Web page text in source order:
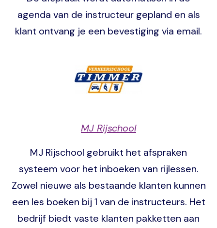
agenda van de instructeur gepland en als
klant ontvang je een bevestiging via email.
MJ Rijschool
MJ Rijschool gebruikt het afspraken
systeem voor het inboeken van rijlessen.
Zowel nieuwe als bestaande klanten kunnen
een les boeken bij 1 van de instructeurs. Het
bedrijf biedt vaste klanten pakketten aan